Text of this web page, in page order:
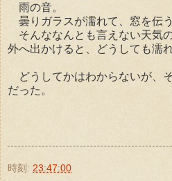
雨の音。
曇りガラスが濡れて、窓を伝
そんななんとも言えない天気
外へ出かけると、どうしても濡
どうしてかはわからないが、
だった。
時刻: 23:47:00